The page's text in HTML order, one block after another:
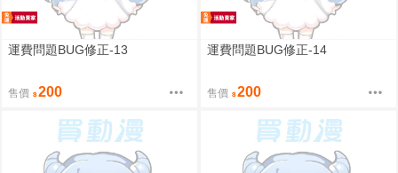
運費問題BUG修正-13
售價 200
運費問題BUG修正-14
售價 200